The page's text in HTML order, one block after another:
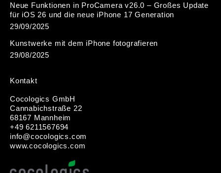
Neue Funktionen in ProCamera v26.0 – Großes Update
für iOS 26 und die neue iPhone 17 Generation
29/09/2025
Kunstwerke mit dem iPhone fotografieren
29/08/2025
Kontakt
Cocologics GmbH
Cannabichstraße 22
68167 Mannheim
+49 6211567694
info@cocologics.com
www.cocologics.com